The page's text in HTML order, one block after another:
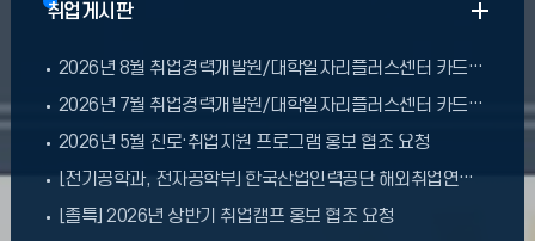
취업게시판
2026년 8월 취업경력개발원/대학일자리플러스센터 카드뉴스입니다
2026년 7월 취업경력개발원/대학일자리플러스센터 카드뉴스
2026년 5월 진로·취업지원 프로그램 홍보 협조 요청
[전기공학과, 전자공학부] 한국산업인력공단 해외취업연수 K-MOVE 베트남 과정 홍보 협조 요청
[졸특] 2026년 상반기 취업캠프 홍보 협조 요청